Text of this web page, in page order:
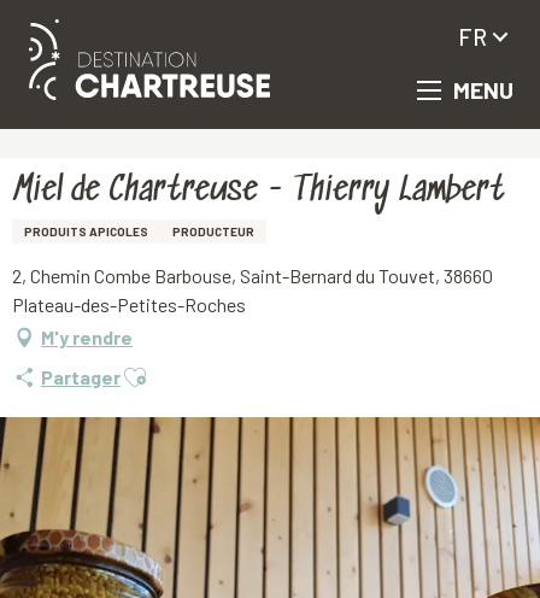
Aller
principal
MENU
FR
Miel de Chartreuse - Thierry Lambert
PRODUITS APICOLES PRODUCTEUR
2, Chemin Combe Barbouse, Saint-Bernard du Touvet, 38660
Plateau-des-Petites-Roches
M'y rendre
PartagerAjouter aux favoris